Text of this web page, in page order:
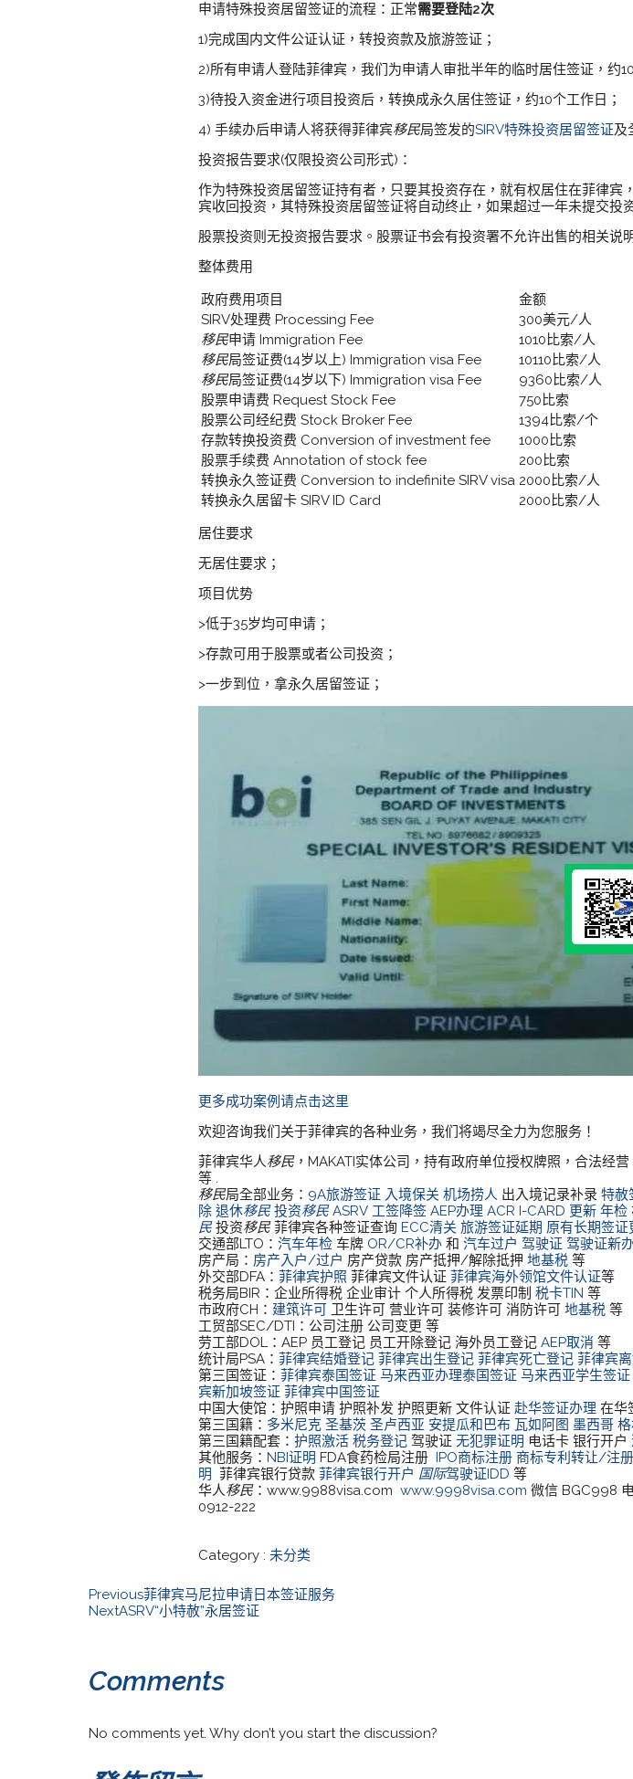
申请特殊投资居留签证的流程：正常需要登陆2次
1)完成国内文件公证认证，转投资款及旅游签证；
2)所有申请人登陆菲律宾，我们为申请人审批半年的临时居住签证，约
3)待投入资金进行项目投资后，转换成永久居住签证，约10个工作日；
4) 手续办后申请人将获得菲律宾移民局签发的SIRV特殊投资居留签证及
投资报告要求(仅限投资公司形式)：
作为特殊投资居留签证持有者，只要其投资存在，就有权居住在菲律
宾收回投资，其特殊投资居留签证将自动终止，如果超过一年未提交投
股票投资则无投资报告要求。股票证书会有投资署不允许出售的相关说
整体费用
政府费用项目
金额
SIRV处理费 Processing Fee
300美元/人
移民申请 Immigration Fee
1010比索/人
移民局签证费(14岁以上) Immigration visa Fee
10110比索/人
移民局签证费(14岁以下) Immigration visa Fee
9360比索/人
股票申请费 Request Stock Fee
750比索
股票公司经纪费 Stock Broker Fee
1394比索/个
存款转换投资费 Conversion of investment fee
1000比索
股票手续费 Annotation of stock fee
200比索
转换永久签证费 Conversion to indefinite SIRV visa 2000比索/人
转换永久居留卡 SIRV ID Card
2000比索/人
居住要求
无居住要求；
项目优势
>低于35岁均可申请；
>存款可用于股票或者公司投资；
>一步到位，拿永久居留签证；
更多成功案例请点击这里
欢迎咨询我们关于菲律宾的各种业务，我们将竭尽全力为您服务！
菲律宾华人移民，MAKATI实体公司，持有政府单位授权牌照，合法经
等 .
移民局全部业务： 9A旅游签证 入境保关 机场捞人 出入境记录补录特赦
除 退休移民 投资移民 ASRV 工签降签 AEP办理 ACR I-CARD 更新 年检
民投资移民菲律宾各种签证查询ECC清关 旅游签证延期 原有长期签证
交通部LTO：汽车年检 车牌 OR/CR补办 和汽车过户 驾驶证 驾驶证新
房产局： 房产入户/过户 房产贷款 房产抵押/解除抵押地基税 等
外交部DFA：菲律宾护照 菲律宾文件认证菲律宾海外领馆文件认证等
税务局BIR：企业所得税 企业审计 个人所得税 发票印制税卡TIN等
市政府CH： 建筑许可 卫生许可 营业许可 装修许可 消防许可地基税 等
工贸部SEC/DTI：公司注册 公司变更 等
劳工部DOL：AEP 员工登记 员工开除登记 海外员工登记AEP取消 等
统计局PSA：菲律宾结婚登记 菲律宾出生登记 菲律宾死亡登记 菲律宾
第三国签证：菲律宾泰国签证 马来西亚办理泰国签证 马来西亚学生签证
宾新加坡签证 菲律宾中国签证
中国大使馆：护照申请 护照补发 护照更新 文件认证赴华签证办理 在华
第三国籍： 多米尼克 圣基茨 圣卢西亚 安提瓜和巴布 瓦如阿图 墨西哥
第三国籍配套：护照激活 税务登记 驾驶证无犯罪证明 电话卡 银行开户
其他服务：NBI证明 FDA食药检局注册IPO商标注册 商标专利转让/注册
明 菲律宾银行贷款菲律宾银行开户 国际驾驶证IDD 等
华人移民：www.9988visa.comwww.9998visa.com 微信 BGC998
0912-222
Category : 未分类
Previous菲律宾马尼拉申请日本签证服务
NextASRV“小特赦”永居签证
Comments
No comments yet. Why don’t you start the discussion?